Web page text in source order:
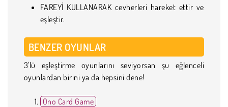
FAREYİ KULLANARAK cevherleri hareket ettir ve
eşleştir.
BENZER OYUNLAR
3'lü eşleştirme oyunlarını seviyorsan şu eğlenceli
oyunlardan birini ya da hepsini dene!
Ono Card Game